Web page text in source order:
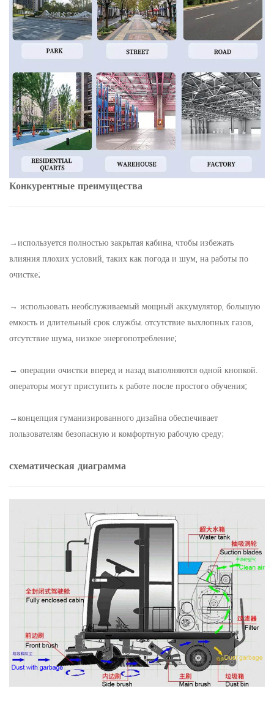
Конкурентные преимущества
→используется полностью закрытая кабина, чтобы избежать
влияния плохих условий, таких как погода и шум, на работы по
очистке;
→ использовать необслуживаемый мощный аккумулятор, большую
емкость и длительный срок службы. отсутствие выхлопных газов,
отсутствие шума, низкое энергопотребление;
→ операции очистки вперед и назад выполняются одной кнопкой.
операторы могут приступить к работе после простого обучения;
→концепция гуманизированного дизайна обеспечивает
пользователям безопасную и комфортную рабочую среду;
схематическая диаграмма